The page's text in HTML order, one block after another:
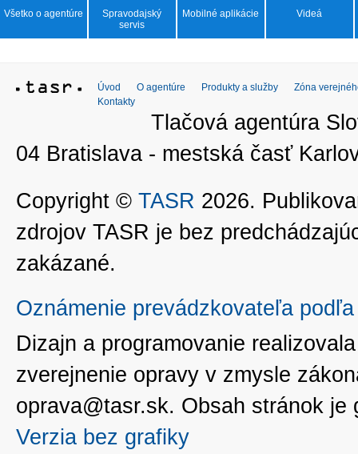
Všetko o agentúre
Spravodajský
servis
Mobilné aplikácie Videá
Úvod O agentúre Produkty a služby
Zóna
Kontakty
Tlačová agentúra
04 Bratislava - mestská časť
Copyright © TASR 2026.
zdrojov TASR je bez
zakázané.
Oznámenie prevádzkovateľa
Dizajn a programovanie
zverejnenie opravy v zmysle
oprava@tasr.sk. Obsah stránok
Verzia bez grafiky